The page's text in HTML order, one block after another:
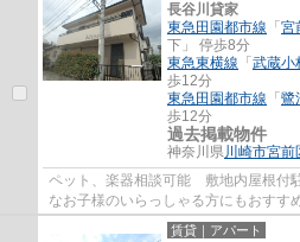
長谷川貸家
東急田園都市線 「 宮
下」 停歩8分
東急東横線 「 武蔵小
歩12分
東急田園都市線 「 鷺
歩12分
過去掲載物件
神奈川県川崎市宮前
ペット、楽器相談可能 敷地内屋根付
なお子様のいらっしゃる方にもおすす
駅・梶ヶ谷駅・宮崎台駅・宮前平駅・
賃貸｜アパート